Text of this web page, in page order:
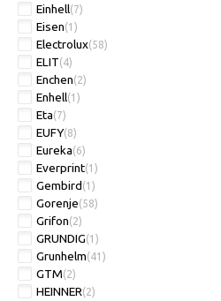
Einhell(7)
Eisen(1)
Electrolux(58)
ELIT(4)
Enchen(2)
Enhell(1)
Eta(7)
EUFY(8)
Eureka(6)
Everprint(1)
Gembird(1)
Gorenje(58)
Grifon(2)
GRUNDIG(1)
Grunhelm(41)
GTM(2)
HEINNER(2)